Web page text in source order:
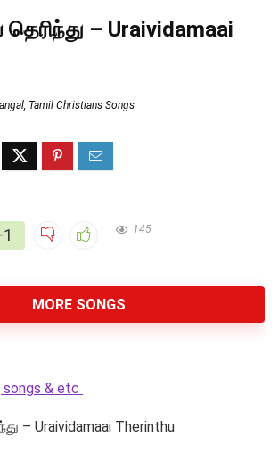
– Uraividamaai
, Tamil Christians Songs
145
MORE SONGS
songs & etc
– Uraividamaai Therinthu